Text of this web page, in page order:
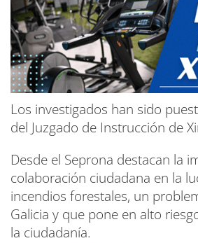
Los investigados han sido
del Juzgado de Instrucción de
Desde el Seprona destacan la
colaboración ciudadana en la
incendios forestales, un
Galicia y que pone en alto
la ciudadanía.